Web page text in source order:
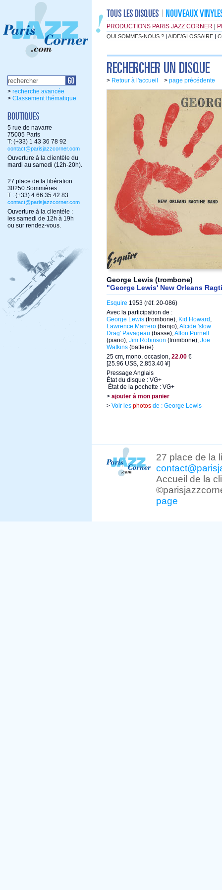
PRODUCTIONS PARIS JAZZ CORNER
QUI SOMMES-NOUS ? | AIDE/GLOSSAIRE |
> recherche avancée
> Classement thématique
5 rue de navarre
75005 Paris
T: (+33) 1 43 36 78 92
contact@parisjazzcorner.com
Ouverture à la clientèle du
mardi au samedi (12h-20h).
27 place de la libération
30250 Sommières
T : (+33) 4 66 35 42 83
contact@parisjazzcorner.com
Ouverture à la clientèle :
les samedi de 12h à 19h
ou sur rendez-vous.
> Retour à l'accueil > page précédente
George Lewis (trombone)
"George Lewis' New Orleans
Esquire 1953 (réf. 20-086)
Avec la participation de :
George Lewis (trombone), Kid Howard ,
Lawrence Marrero (banjo),Alcide 'slow
Drag' Pavageau (basse),Alton Purnell
(piano), Jim Robinson (trombone), Joe
Watkins (batterie)
25 cm, mono, occasion, 22.00 €
[25.96 US$, 2,853.40 ¥]
Pressage Anglais
État du disque : VG+
État de la pochette : VG+
> ajouter à mon panier
> Voir les photos de : George Lewis
27 place de la
Accueil de la
page